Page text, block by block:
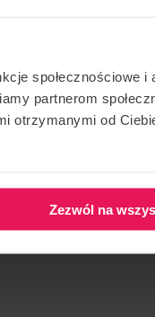
społecznościowe i
partnerom
otrzymanymi od
Zezwól na